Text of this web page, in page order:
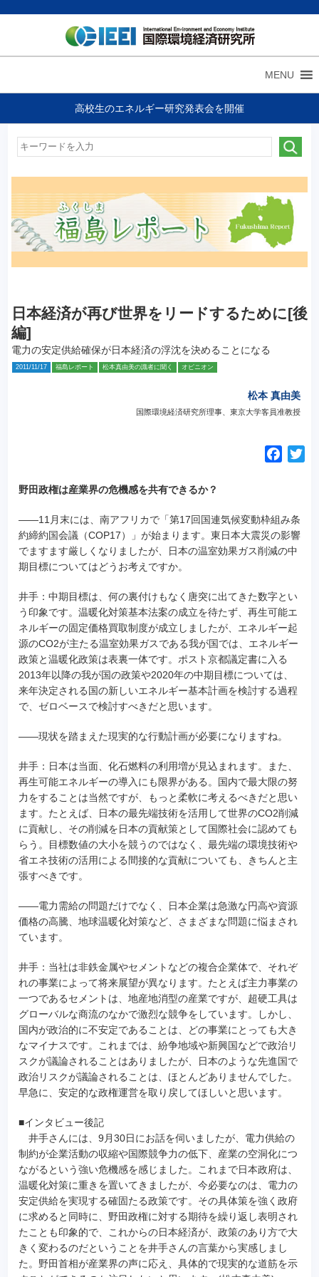
MENU
高校生のエネルギー研究発表会を開催
日本経済が再び世界をリードするために[後
編]
電力の安定供給確保が日本経済の浮沈を決めることになる
2011/11/17 福島レポート 松本真由美の識者に聞く オピニオン
松本 真由美
国際環境経済研究所理事、東京大学客員准教授
b
o
o
野田政権は産業界の危機感を共有できるか？
――11月末には、南アフリカで「第17回国連気候変動枠組み条
約締約国会議（COP17）」が始まります。東日本大震災の影響
でますます厳しくなりましたが、日本の温室効果ガス削減の中
期目標についてはどうお考えですか。
井手：中期目標は、何の裏付けもなく唐突に出てきた数字とい
う印象です。温暖化対策基本法案の成立を待たず、再生可能エ
ネルギーの固定価格買取制度が成立しましたが、エネルギー起
源のCO2が主たる温室効果ガスである我が国では、エネルギー
政策と温暖化政策は表裏一体です。ポスト京都議定書に入る
2013年以降の我が国の政策や2020年の中期目標については、
来年決定される国の新しいエネルギー基本計画を検討する過程
で、ゼロベースで検討すべきだと思います。
――現状を踏まえた現実的な行動計画が必要になりますね。
井手：日本は当面、化石燃料の利用増が見込まれます。また、
再生可能エネルギーの導入にも限界がある。国内で最大限の努
力をすることは当然ですが、もっと柔軟に考えるべきだと思い
ます。たとえば、日本の最先端技術を活用して世界のCO2削減
に貢献し、その削減を日本の貢献策として国際社会に認めても
らう。目標数値の大小を競うのではなく、最先端の環境技術や
省エネ技術の活用による間接的な貢献についても、きちんと主
張すべきです。
――電力需給の問題だけでなく、日本企業は急激な円高や資源
価格の高騰、地球温暖化対策など、さまざまな問題に悩まされ
ています。
井手：当社は非鉄金属やセメントなどの複合企業体で、それぞ
れの事業によって将来展望が異なります。たとえば主力事業の
一つであるセメントは、地産地消型の産業ですが、超硬工具は
グローバルな商流のなかで激烈な競争をしています。しかし、
国内が政治的に不安定であることは、どの事業にとっても大き
なマイナスです。これまでは、紛争地域や新興国などで政治リ
スクが議論されることはありましたが、日本のような先進国で
政治リスクが議論されることは、ほとんどありませんでした。
早急に、安定的な政権運営を取り戻してほしいと思います。
■インタビュー後記
井手さんには、9月30日にお話を伺いましたが、電力供給の
制約が企業活動の収縮や国際競争力の低下、産業の空洞化につ
ながるという強い危機感を感じました。これまで日本政府は、
温暖化対策に重きを置いてきましたが、今必要なのは、電力の
安定供給を実現する確固たる政策です。その具体策を強く政府
に求めると同時に、野田政権に対する期待を繰り返し表明され
たことも印象的で、これからの日本経済が、政策のあり方で大
きく変わるのだということを井手さんの言葉から実感しまし
た。野田首相が産業界の声に応え、具体的で現実的な道筋を示